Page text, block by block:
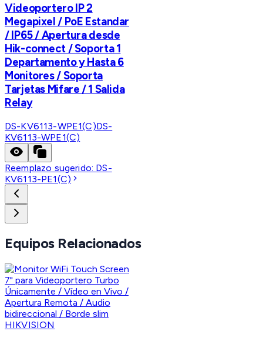
Videoportero IP 2
Megapixel / PoE Estandar
/ IP65 / Apertura desde
Hik-connect / Soporta 1
Departamento y Hasta 6
Monitores / Soporta
Tarjetas Mifare / 1 Salida
Relay
DS-KV6113-WPE1(C)DS-
KV6113-WPE1(C)
Reemplazo sugerido: DS-
KV6113-PE1(C)
Equipos Relacionados
HIKVISION